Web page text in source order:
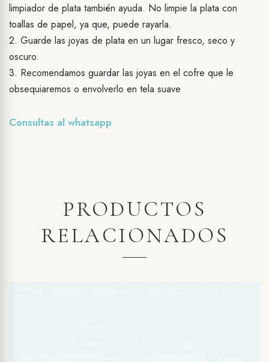
limpiador de plata también ayuda. No limpie la plata con
toallas de papel, ya que, puede rayarla.
2. Guarde las joyas de plata en un lugar fresco, seco y
oscuro.
3. Recomendamos guardar las joyas en el cofre que le
obsequiaremos o envolverlo en tela suave
Consultas al whatsapp
PRODUCTOS
RELACIONADOS